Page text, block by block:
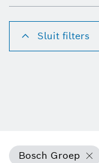
Sluit filters
Bosch Groep